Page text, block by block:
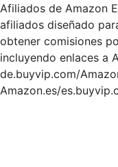
Afiliados de Amazon
afiliados diseñado
obtener comisiones
incluyendo enlaces a
de.buyvip.com/
Amazon.es/